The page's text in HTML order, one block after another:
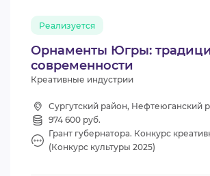
Орнаменты Югры:
современности
Реализуется
Креативные индустрии
Сургутский район, Нефтеюганский
974 600 руб.
Грант губернатора. Конкурс
(Конкурс культуры 2025)